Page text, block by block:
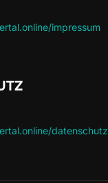
impressum
datenschutz